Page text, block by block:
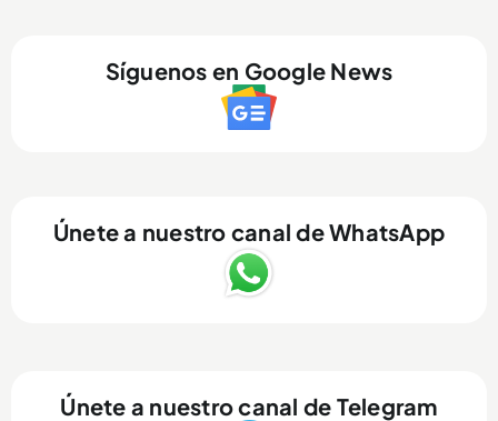
Síguenos en Google News
Únete a nuestro canal de WhatsApp
Únete a nuestro canal de Telegram